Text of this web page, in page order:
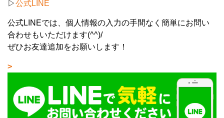
▷公式LINE
公式LINEでは、個人情報の入力の手間なく簡単にお問い
合わせもいただけます(^^)/
ぜひお友達追加をお願いします！